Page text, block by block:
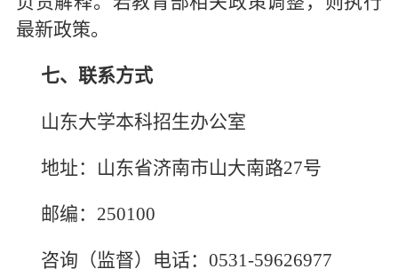
最新政策。
七、联系方式
山东大学本科招生办公室
地址：山东省济南市山大南路27号
邮编：250100
咨询（监督）电话：0531-59626977